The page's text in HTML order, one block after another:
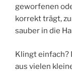
geworfenen
korrekt trägt,
sauber in die
Klingt einfach?
aus vielen